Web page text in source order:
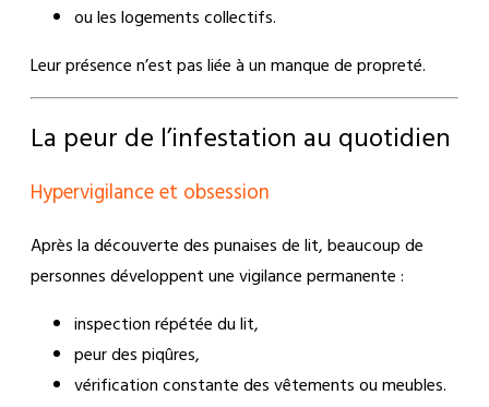
ou les logements collectifs.
Leur présence n’est pas liée à un manque de propreté.
La peur de l’infestation au quotidien
Hypervigilance et obsession
Après la découverte des punaises de lit, beaucoup de
personnes développent une vigilance permanente :
inspection répétée du lit,
peur des piqûres,
vérification constante des vêtements ou meubles.